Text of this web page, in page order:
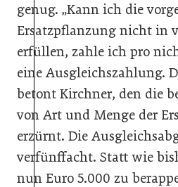
genug. „Kann ich die
Ersatzpflanzung nicht in
erfüllen, zahle ich pro
eine Ausgleichszahlung.
betont Kirchner, den die
von Art und Menge der
erzürnt. Die
verfünffacht. Statt wie
nun Euro 5.000 zu